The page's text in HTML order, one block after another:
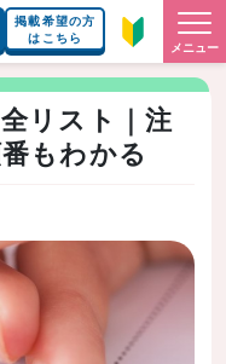
掲載希望の方
はこちら
メニュー
リスト｜注
もわかる